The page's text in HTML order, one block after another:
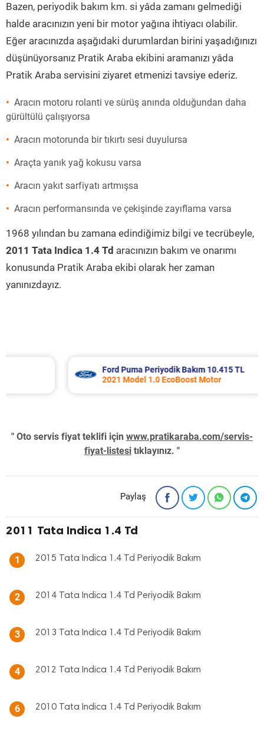
Bazen, periyodik bakım km. si yâda zamanı gelmediği
halde aracınızın yeni bir motor yağına ihtiyacı olabilir.
Eğer aracınızda aşağıdaki durumlardan birini yaşadığınızı
düşünüyorsanız Pratik Araba ekibini aramanızı yâda
Pratik Araba servisini ziyaret etmenizi tavsiye ederiz.
Aracın motoru rolanti ve sürüş anında olduğundan daha
gürültülü çalışıyorsa
Aracın motorunda bir tıkırtı sesi duyulursa
Araçta yanık yağ kokusu varsa
Aracın yakıt sarfiyatı artmışsa
Aracın performansında ve çekişinde zayıflama varsa
1968 yılından bu zamana edindiğimiz bilgi ve tecrübeyle,
2011 Tata Indica 1.4 Td aracınızın bakım ve onarımı
konusunda Pratik Araba ekibi olarak her zaman
yanınızdayız.
Ford Puma Periyodik Bakım 10.415 TL
2021 Model 1.0 EcoBoost Motor
" Oto servis fiyat teklifi için www.pratikaraba.com/servis-
fiyat-listesi tıklayınız. "
Paylaş
2011 Tata Indica 1.4 Td
1 2015 Tata Indica 1.4 Td Periyodik Bakım
2 2014 Tata Indica 1.4 Td Periyodik Bakım
3 2013 Tata Indica 1.4 Td Periyodik Bakım
4 2012 Tata Indica 1.4 Td Periyodik Bakım
6 2010 Tata Indica 1.4 Td Periyodik Bakım